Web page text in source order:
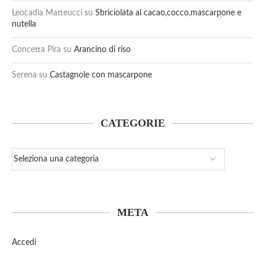
Leocadia Matteucci su Sbriciolata al cacao,cocco,mascarpone e
nutella
Concetta Pira su Arancino di riso
Serena su Castagnole con mascarpone
CATEGORIE
META
Accedi